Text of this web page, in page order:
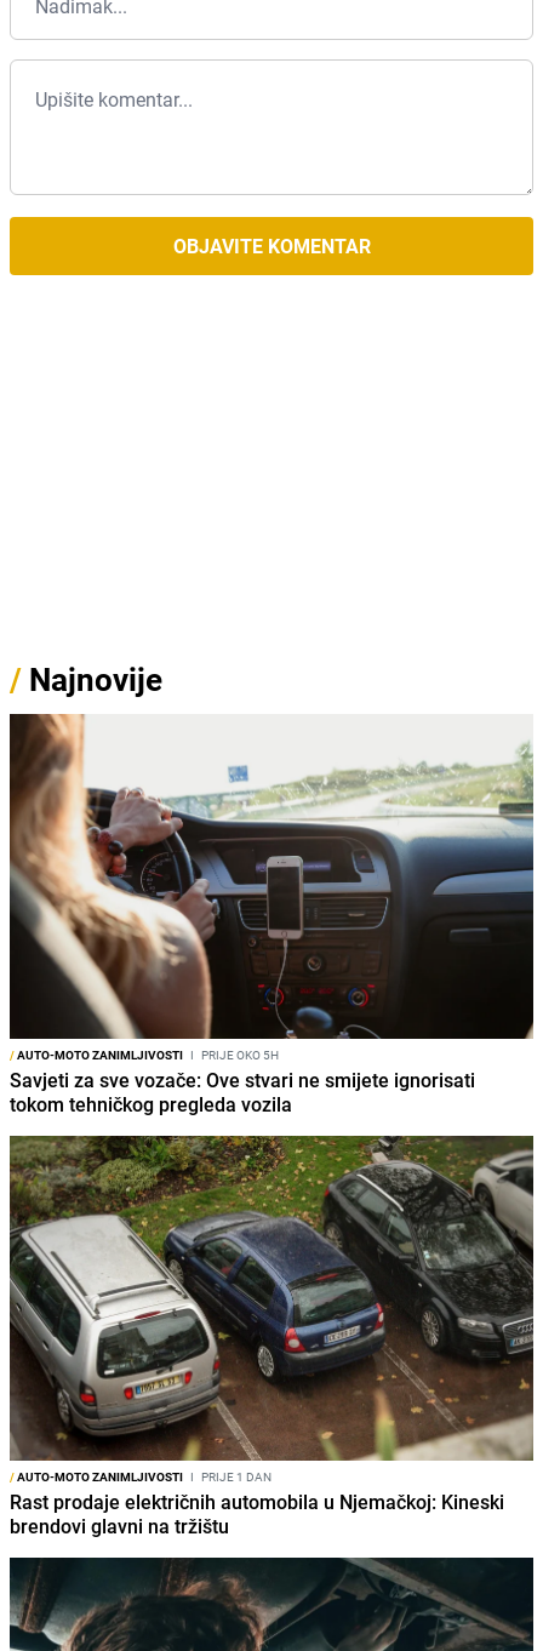
OBJAVITE KOMENTAR
/ Najnovije
/AUTO-MOTO ZANIMLJIVOSTI I PRIJE OKO 5H
Savjeti za sve vozače: Ove stvari ne smijete ignorisati
tokom tehničkog pregleda vozila
/AUTO-MOTO ZANIMLJIVOSTI I PRIJE 1 DAN
Rast prodaje električnih automobila u Njemačkoj: Kineski
brendovi glavni na tržištu